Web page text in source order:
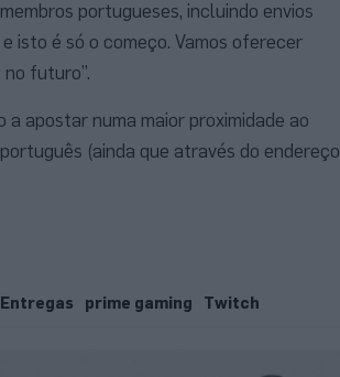
portugueses, incluindo envios
isto é só o começo. Vamos oferecer
futuro”.
apostar numa maior proximidade ao
(ainda que através do endereço
Entregas prime gaming Twitch